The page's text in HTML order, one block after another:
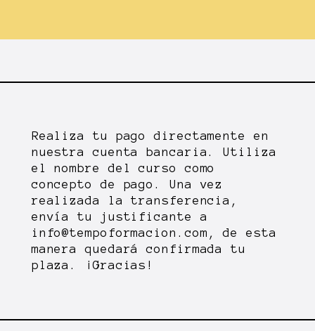
Realiza tu pago directamente en
nuestra cuenta bancaria. Utiliza
el nombre del curso como
concepto de pago. Una vez
realizada la transferencia,
envía tu justificante a
info@tempoformacion.com , de esta
manera quedará confirmada tu
plaza. ¡Gracias!